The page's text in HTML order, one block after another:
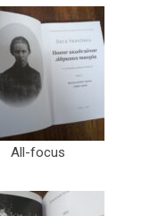
All-focus